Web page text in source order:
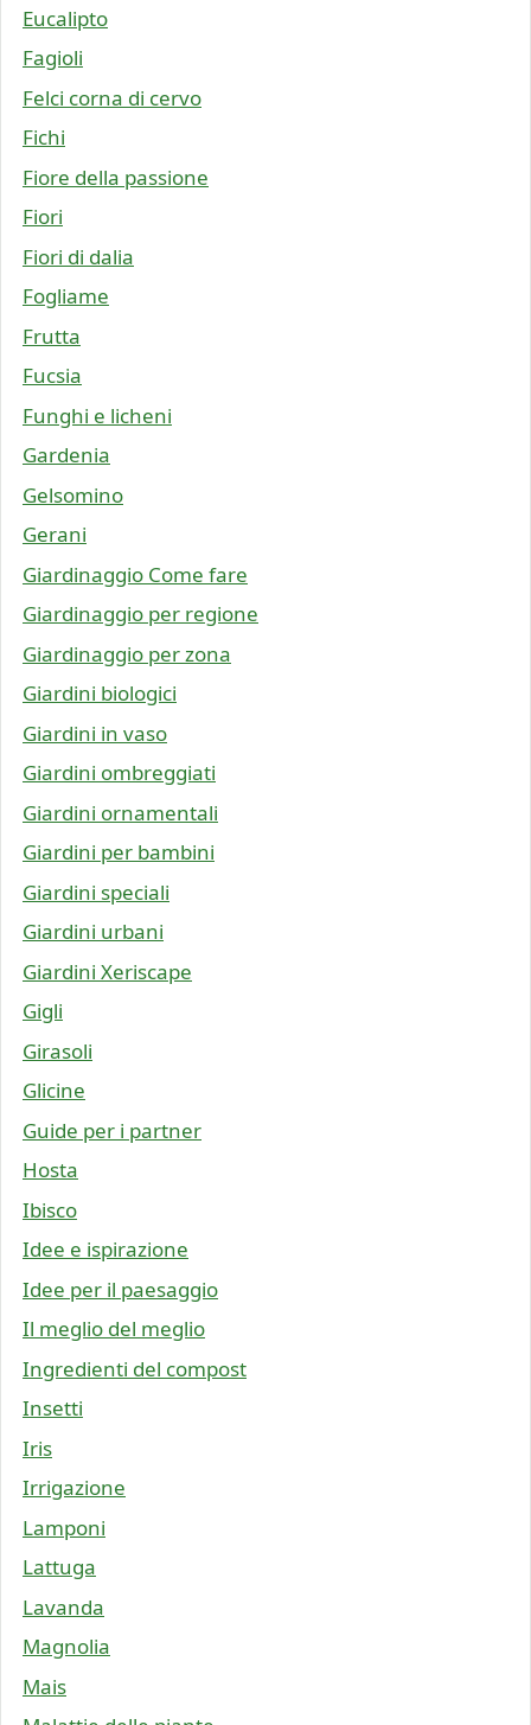
Eucalipto
Fagioli
Felci corna di cervo
Fichi
Fiore della passione
Fiori
Fiori di dalia
Fogliame
Frutta
Fucsia
Funghi e licheni
Gardenia
Gelsomino
Gerani
Giardinaggio Come fare
Giardinaggio per regione
Giardinaggio per zona
Giardini biologici
Giardini in vaso
Giardini ombreggiati
Giardini ornamentali
Giardini per bambini
Giardini speciali
Giardini urbani
Giardini Xeriscape
Gigli
Girasoli
Glicine
Guide per i partner
Hosta
Ibisco
Idee e ispirazione
Idee per il paesaggio
Il meglio del meglio
Ingredienti del compost
Insetti
Iris
Irrigazione
Lamponi
Lattuga
Lavanda
Magnolia
Mais